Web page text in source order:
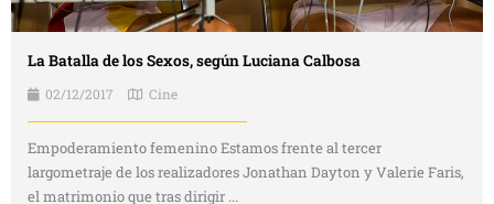
La Batalla de los Sexos, según Luciana Calbosa
02/12/2017 Cine
Empoderamiento femenino Estamos frente al tercer
largometraje de los realizadores Jonathan Dayton y Valerie Faris,
el matrimonio que tras dirigir ...